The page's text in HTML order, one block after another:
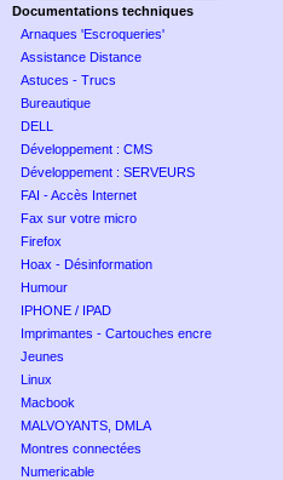
Documentations techniques
Arnaques 'Escroqueries'
Assistance Distance
Astuces - Trucs
Bureautique
DELL
Développement : CMS
Développement : SERVEURS
FAI - Accès Internet
Fax sur votre micro
Firefox
Hoax - Désinformation
Humour
IPHONE / IPAD
Imprimantes - Cartouches encre
Jeunes
Linux
Macbook
MALVOYANTS, DMLA
Montres connectées
Numericable